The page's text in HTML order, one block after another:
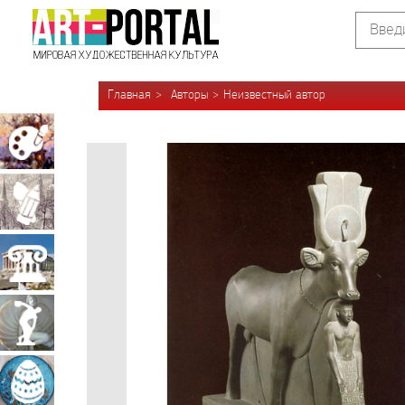
Главная Авторы Неизвестный автор
Живопись